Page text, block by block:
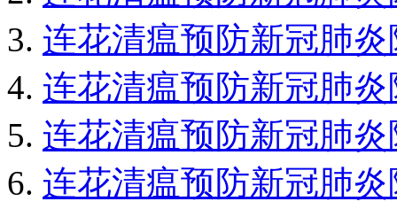
连花清瘟预防新冠肺
连花清瘟预防新冠肺
连花清瘟预防新冠肺
连花清瘟预防新冠肺